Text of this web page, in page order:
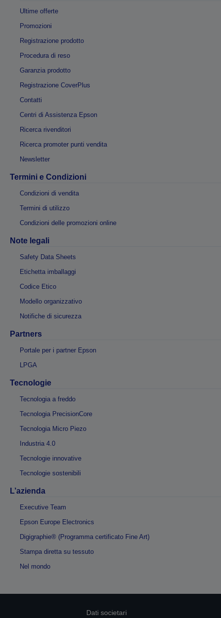
Ultime offerte
Promozioni
Registrazione prodotto
Procedura di reso
Garanzia prodotto
Registrazione CoverPlus
Contatti
Centri di Assistenza Epson
Ricerca rivenditori
Ricerca promoter punti vendita
Newsletter
Termini e Condizioni
Condizioni di vendita
Termini di utilizzo
Condizioni delle promozioni online
Note legali
Safety Data Sheets
Etichetta imballaggi
Codice Etico
Modello organizzativo
Notifiche di sicurezza
Partners
Portale per i partner Epson
LPGA
Tecnologie
Tecnologia a freddo
Tecnologia PrecisionCore
Tecnologia Micro Piezo
Industria 4.0
Tecnologie innovative
Tecnologie sostenibili
L’azienda
Executive Team
Epson Europe Electronics
Digigraphie® (Programma certificato Fine Art)
Stampa diretta su tessuto
Nel mondo
Dati societari